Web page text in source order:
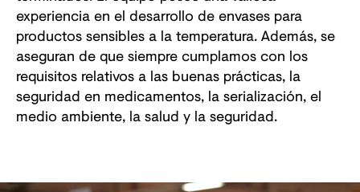
experiencia en el desarrollo de envases para
productos sensibles a la temperatura. Además, se
aseguran de que siempre cumplamos con los
requisitos relativos a las buenas prácticas, la
seguridad en medicamentos, la serialización, el
medio ambiente, la salud y la seguridad.